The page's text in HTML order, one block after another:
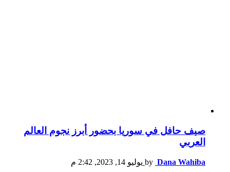
صيف حافل في سوريا بحضور أبرز نجوم العالم
العربي
by Dana Wahiba يوليو 14, 2023, 2:42 م